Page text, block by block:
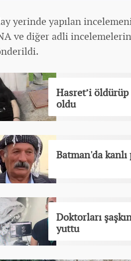
yerinde yapılan
ve diğer adli incelemelerin
Hasret’i öldürüp
oldu
Batman'da
Doktorları
yuttu